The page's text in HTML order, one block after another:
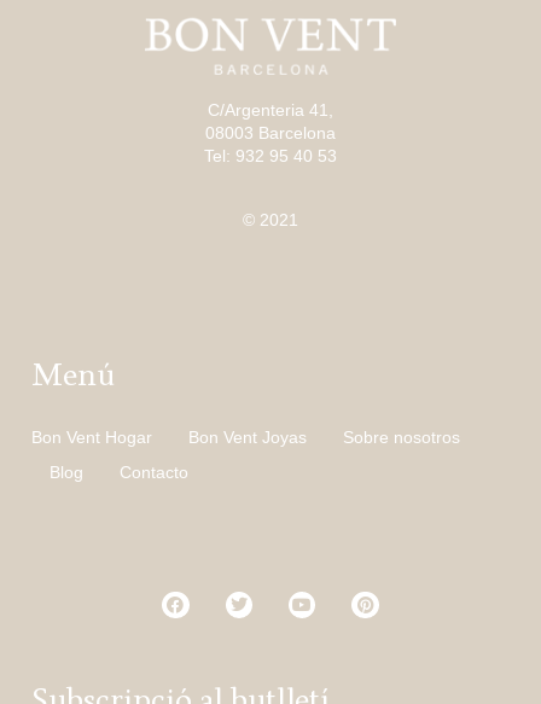
C/Argenteria 41,
08003 Barcelona
Tel: 932 95 40 53
© 2021
Menú
Bon Vent Hogar Bon Vent Joyas
Sobre nosotros
Blog
Contacto